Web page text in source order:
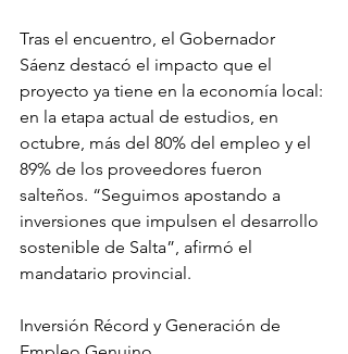
Tras el encuentro, el Gobernador
Sáenz destacó el impacto que el
proyecto ya tiene en la economía local:
en la etapa actual de estudios, en
octubre, más del 80% del empleo y el
89% de los proveedores fueron
salteños. “Seguimos apostando a
inversiones que impulsen el desarrollo
sostenible de Salta”, afirmó el
mandatario provincial.
Inversión Récord y Generación de